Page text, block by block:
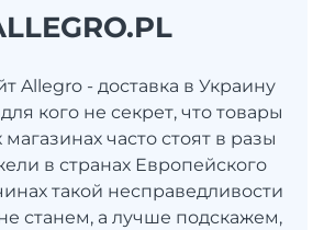
Allegro - доставка в Украину
кого не секрет, что товары
часто стоят в разы
в странах Европейского
такой несправедливости
станем, а лучше подскажем,